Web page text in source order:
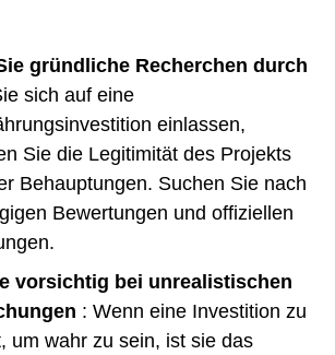
gründliche Recherchen durch
sich auf eine
einlassen,
Sie die Legitimität des Projekts
Behauptungen. Suchen Sie nach
Bewertungen und offiziellen
vorsichtig bei unrealistischen
: Wenn eine Investition zu
um wahr zu sein, ist sie das